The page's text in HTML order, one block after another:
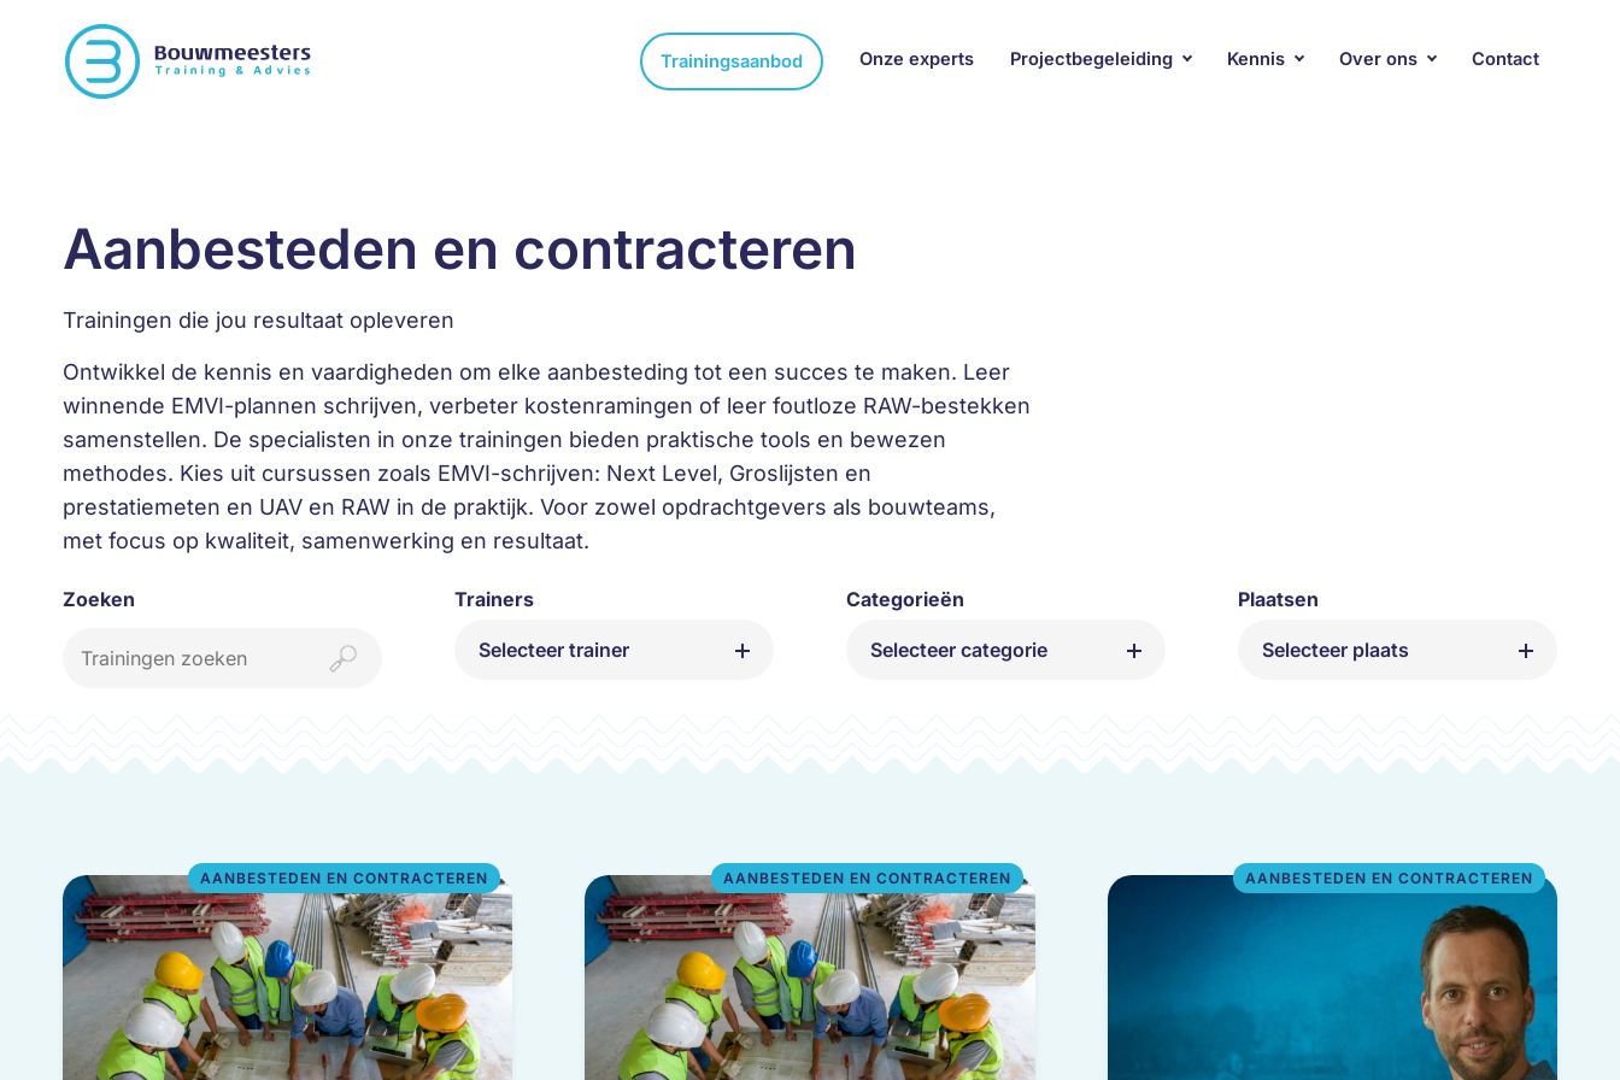
Trainingsaanbod Onze experts Projectbegeleiding Kennis Over ons Contact
Aanbesteden en contracteren
Trainingen die jou resultaat opleveren
Ontwikkel de kennis en vaardigheden om elke aanbesteding tot een succes te maken. Leer
winnende EMVI-plannen schrijven, verbeter kostenramingen of leer foutloze RAW-bestekken
samenstellen. De specialisten in onze trainingen bieden praktische tools en bewezen
methodes. Kies uit cursussen zoals EMVI-schrijven: Next Level, Groslijsten en
prestatiemeten en UAV en RAW in de praktijk. Voor zowel opdrachtgevers als bouwteams,
met focus op kwaliteit, samenwerking en resultaat.
Zoeken Trainers
Selecteer trainer
Dorinda Timmers
Emile Hoogterp
Erwin Zuuring
Fred Sip
Gertjan Wessels
Henberto Remmerts
Henk Lankamp
Joep van der Meer
Leen Valk
Categorieën
Selecteer categorie
Samenwerken en communicatie
Wet- en regelgeving
Plaatsen
Selecteer plaats
AANBESTEDEN EN CONTRACTEREN AANBESTEDEN EN CONTRACTEREN AANBESTEDEN EN CONTRACTEREN